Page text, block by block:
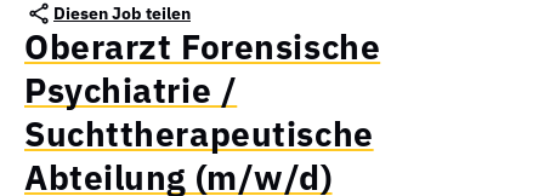
Diesen Job teilen
Oberarzt Forensische
Psychiatrie /
Suchttherapeutische
Abteilung (m/w/d)